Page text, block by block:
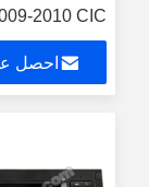
2010 CIC
مشغل الوسائط
الروبوتاحصل